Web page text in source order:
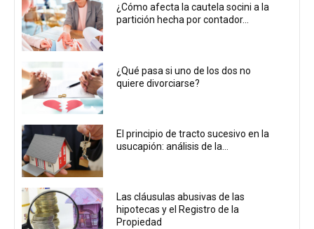
¿Cómo afecta la cautela socini a la
partición hecha por contador...
¿Qué pasa si uno de los dos no
quiere divorciarse?
El principio de tracto sucesivo en la
usucapión: análisis de la...
Las cláusulas abusivas de las
hipotecas y el Registro de la
Propiedad